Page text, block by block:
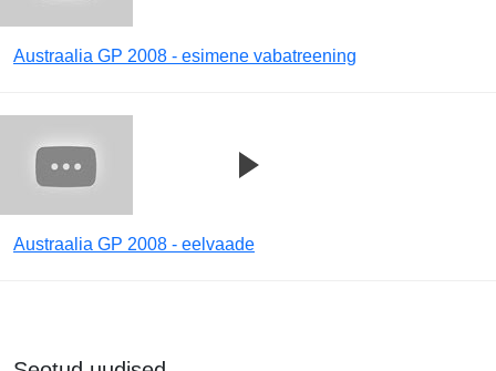
Austraalia GP 2008 - esimene vabatreening
Austraalia GP 2008 - eelvaade